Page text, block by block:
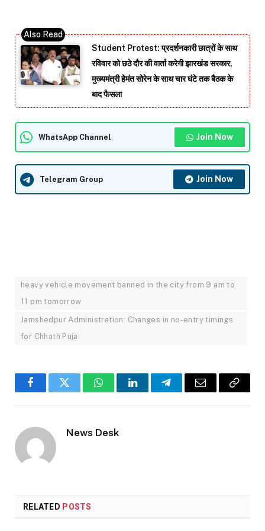
Student Protest: प्रदर्शनकारी छात्रों के साथ
रविवार को छठे दौर की वार्ता करेगी झारखंड सरकार,
मुख्यमंत्री हेमंत सोरेन के साथ चार घंटे तक बैठक के
बाद फैसला
WhatsApp Channel Join Now
Telegram Group Join Now
heavy vehicle movement banned in the city from 9 am to
11 pm tomorrow
Jamshedpur Administration: Changes in no-entry timings
for Chhath Puja
FacebookTwitter WhatsAppLinkedInTelegramEmail
Copy
News Desk
RELATED POSTS